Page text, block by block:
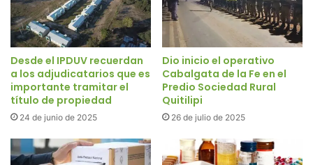
Desde el IPDUV recuerdan
a los adjudicatarios que es
importante tramitar el
título de propiedad
24 de junio de 2025
Dio inicio el operativo
Cabalgata de la Fe en el
Predio Sociedad Rural
Quitilipi
26 de julio de 2025